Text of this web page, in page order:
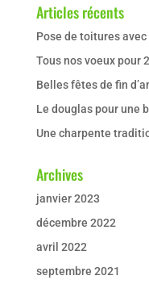
Articles récents
Pose de toitures
Tous nos voeux pour
Belles fêtes de fin
Le douglas pour une
Une charpente
Archives
janvier 2023
décembre 2022
avril 2022
septembre 2021